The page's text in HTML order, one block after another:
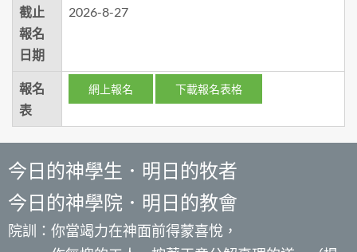
截止
報名
日期
2026-8-27
報名
表
網上報名 下載報名表格
今日的神學生．明日的牧者
今日的神學院．明日的教會
院訓：你當竭力在神面前得蒙喜悅，